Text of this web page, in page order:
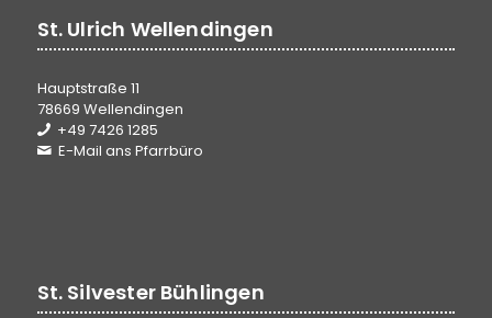
St. Ulrich Wellendingen
Hauptstraße 11
78669 Wellendingen
+49 7426 1285
E-Mail ans Pfarrbüro
St. Silvester Bühlingen